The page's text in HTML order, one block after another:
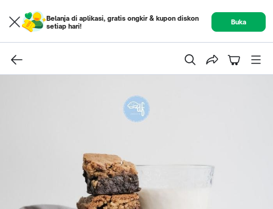
Belanja di aplikasi, gratis ongkir & kupon diskon
setiap hari!
Buka